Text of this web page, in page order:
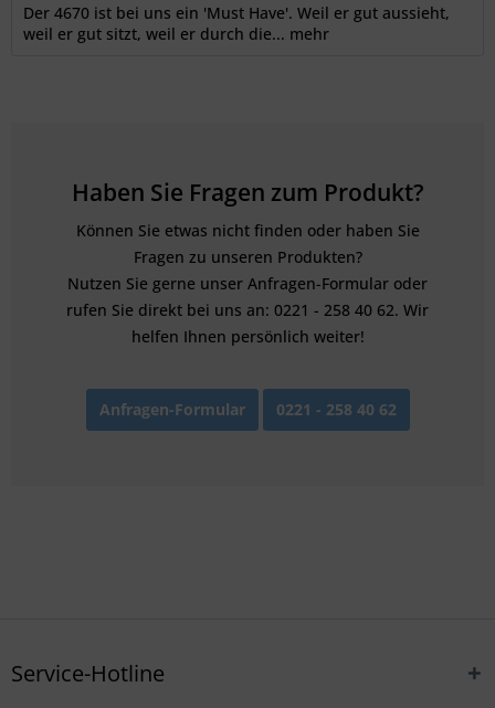
Der 4670 ist bei uns ein 'Must Have'. Weil er gut aussieht,
weil er gut sitzt, weil er durch die... mehr
Haben Sie Fragen zum Produkt?
Können Sie etwas nicht finden oder haben Sie
Fragen zu unseren Produkten?
Nutzen Sie gerne unser Anfragen-Formular oder
rufen Sie direkt bei uns an: 0221 - 258 40 62. Wir
helfen Ihnen persönlich weiter!
Anfragen-Formular 0221 - 258 40 62
Service-Hotline